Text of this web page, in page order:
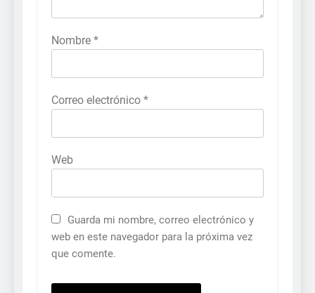
Nombre *
Correo electrónico *
Web
Guarda mi nombre, correo electrónico y
web en este navegador para la próxima vez
que comente.